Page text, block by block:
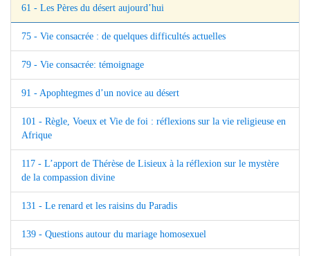
61 - Les Pères du désert aujourd’hui
75 - Vie consacrée : de quelques difficultés actuelles
79 - Vie consacrée: témoignage
91 - Apophtegmes d’un novice au désert
101 - Règle, Voeux et Vie de foi : réflexions sur la vie religieuse en
Afrique
117 - L’apport de Thérèse de Lisieux à la réflexion sur le mystère
de la compassion divine
131 - Le renard et les raisins du Paradis
139 - Questions autour du mariage homosexuel